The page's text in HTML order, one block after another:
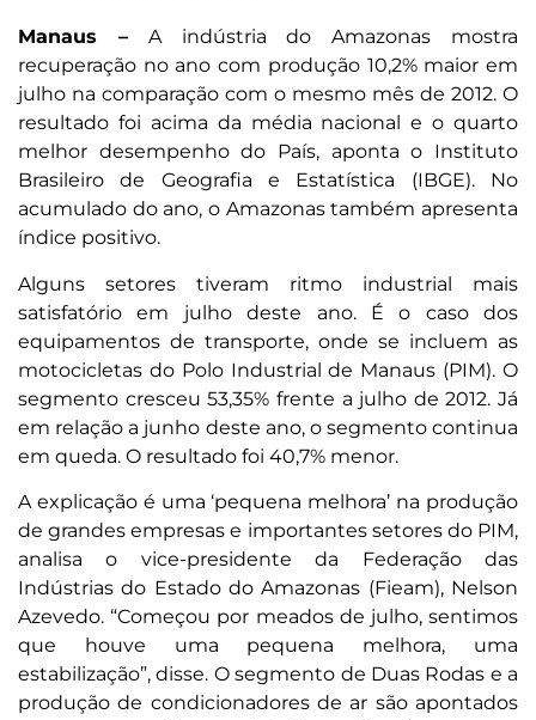
Manaus –A indústria do Amazonas mostra
recuperação no ano com produção 10,2% maior em
julho na comparação com o mesmo mês de 2012. O
resultado foi acima da média nacional e o quarto
melhor desempenho do País, aponta o Instituto
Brasileiro de Geografia e Estatística (IBGE). No
acumulado do ano, o Amazonas também apresenta
índice positivo.
Alguns setores tiveram ritmo industrial mais
satisfatório em julho deste ano. É o caso dos
equipamentos de transporte, onde se incluem as
motocicletas do Polo Industrial de Manaus (PIM). O
segmento cresceu 53,35% frente a julho de 2012. Já
em relação a junho deste ano, o segmento continua
em queda. O resultado foi 40,7% menor.
A explicação é uma ‘pequena melhora’ na produção
de grandes empresas e importantes setores do PIM,
analisa o vice-presidente da Federação das
Indústrias do Estado do Amazonas (Fieam), Nelson
Azevedo. “Começou por meados de julho, sentimos
que houve uma pequena melhora, uma
estabilização”, disse. O segmento de Duas Rodas e a
produção de condicionadores de ar são apontados